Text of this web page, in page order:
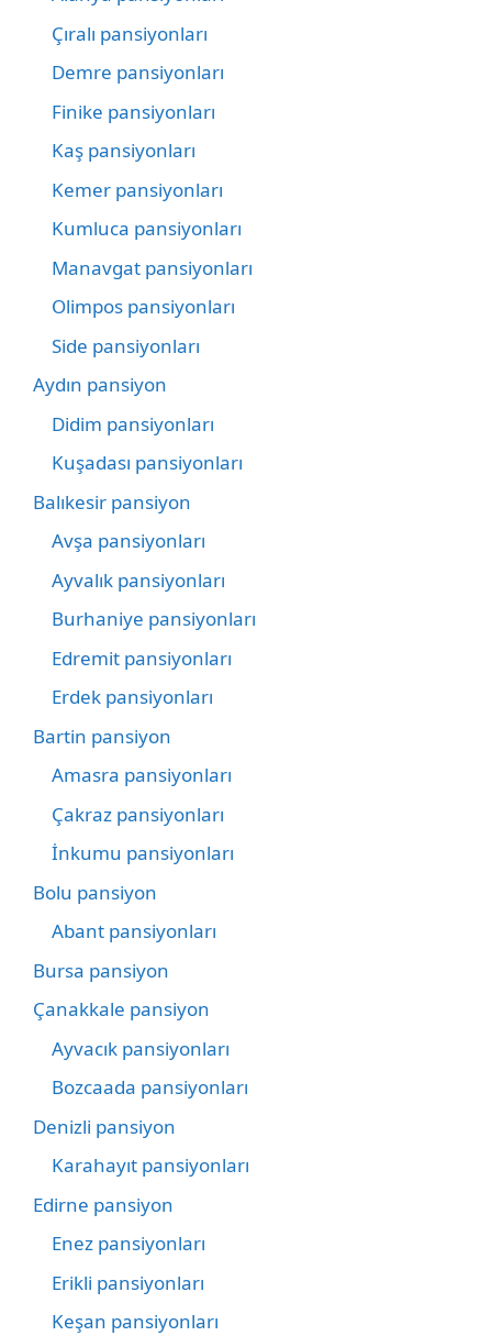
Çıralı pansiyonları
Demre pansiyonları
Finike pansiyonları
Kaş pansiyonları
Kemer pansiyonları
Kumluca pansiyonları
Manavgat pansiyonları
Olimpos pansiyonları
Side pansiyonları
Aydın pansiyon
Didim pansiyonları
Kuşadası pansiyonları
Balıkesir pansiyon
Avşa pansiyonları
Ayvalık pansiyonları
Burhaniye pansiyonları
Edremit pansiyonları
Erdek pansiyonları
Bartin pansiyon
Amasra pansiyonları
Çakraz pansiyonları
İnkumu pansiyonları
Bolu pansiyon
Abant pansiyonları
Bursa pansiyon
Çanakkale pansiyon
Ayvacık pansiyonları
Bozcaada pansiyonları
Denizli pansiyon
Karahayıt pansiyonları
Edirne pansiyon
Enez pansiyonları
Erikli pansiyonları
Keşan pansiyonları